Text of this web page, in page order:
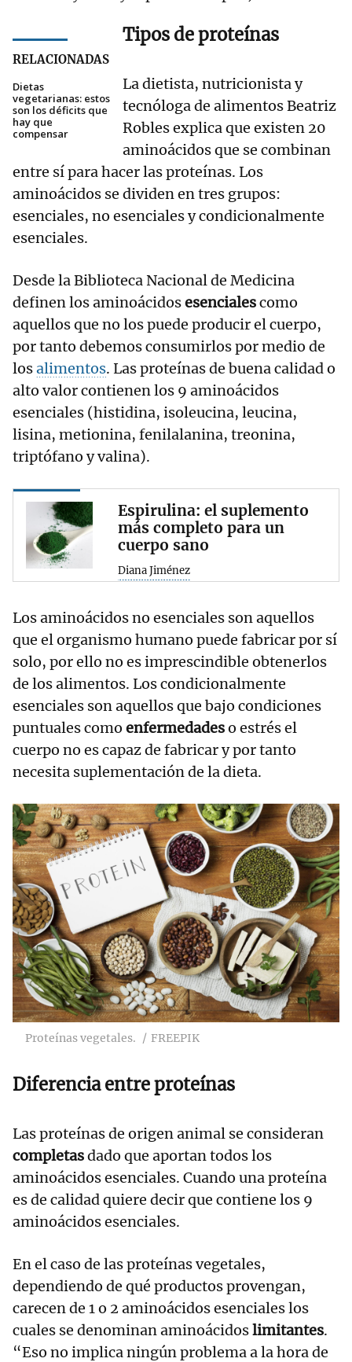
RELACIONADAS
Dietas
vegetarianas: estos
son los déficits que
hay que
compensar
Tipos de proteínas
La dietista, nutricionista y
tecnóloga de alimentos Beatriz
Robles explica que existen 20
aminoácidos que se combinan
entre sí para hacer las proteínas. Los
aminoácidos se dividen en tres grupos:
esenciales, no esenciales y condicionalmente
esenciales.
Desde la Biblioteca Nacional de Medicina
definen los aminoácidosesencialescomo
aquellos que no los puede producir el cuerpo,
por tanto debemos consumirlos por medio de
losalimentos. Las proteínas de buena calidad o
alto valor contienen los 9 aminoácidos
esenciales (histidina, isoleucina, leucina,
lisina, metionina, fenilalanina, treonina,
triptófano y valina).
Espirulina: el suplemento
más completo para un
cuerpo sano
Diana Jiménez
Los aminoácidos no esenciales son aquellos
que el organismo humano puede fabricar por sí
solo, por ello no es imprescindible obtenerlos
de los alimentos. Los condicionalmente
esenciales son aquellos que bajo condiciones
puntuales como enfermedadeso estrés el
cuerpo no es capaz de fabricar y por tanto
necesita suplementación de la dieta.
Proteínas vegetales. FREEPIK
Diferencia entre proteínas
Las proteínas de origen animal se consideran
completasdado que aportan todos los
aminoácidos esenciales. Cuando una proteína
es de calidad quiere decir que contiene los 9
aminoácidos esenciales.
En el caso de las proteínas vegetales,
dependiendo de qué productos provengan,
carecen de 1 o 2 aminoácidos esenciales los
cuales se denominan aminoácidoslimitantes.
“Eso no implica ningún problema a la hora de